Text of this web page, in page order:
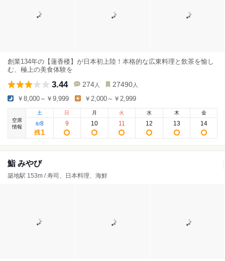
創業134年の【蓮香楼】が日本初上陸！本格的な広東料理と飲茶を愉し
む、極上の美食体験を
3.44 274 人 27490 人
￥8,000～￥9,999 ￥2,000～￥2,999
空席
情報
土
8/8
残1
日
9
月
10
火
11
水
12
木
13
金
14
鮨 みやび
築地駅 153m / 寿司、日本料理、海鮮